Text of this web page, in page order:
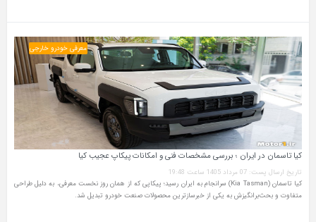
معرفی خودرو خارجی
کیا تاسمان در ایران ؛ بررسی مشخصات فنی و امکانات پیکاپ عجیب کیا
تاریخ ارسال پست: 07 مرداد 1405 ساعت 19:48
کیا تاسمان (Kia Tasman) سرانجام به ایران رسید؛ پیکاپی که از همان روز نخست معرفی، به دلیل طراحی
متفاوت و بحث‌برانگیزش به یکی از خبرسازترین محصولات صنعت خودرو تبدیل شد.